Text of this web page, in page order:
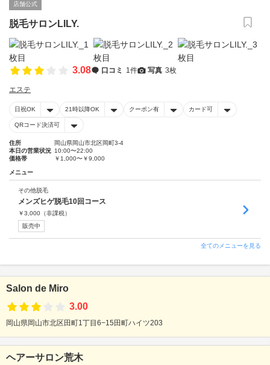
店舗公式
脱毛サロンLILY.
3.08 口コミ 1件 写真 3枚
エステ
日祝OK 21時以降OK クーポン有 カード可
QRコード決済可
住所
岡山県岡山市北区岡町3-4
本日の営業状況 10:00〜22:00
価格帯
￥1,000〜￥9,000
メニュー
その他脱毛
メンズヒゲ脱毛10回コース
￥3,000 （非課税）
販売中
全てのメニューを見る
Salon de Miro
3.00
岡山県岡山市北区田町1丁目6−15田町ハイツ203
ヘアーサロン荒木